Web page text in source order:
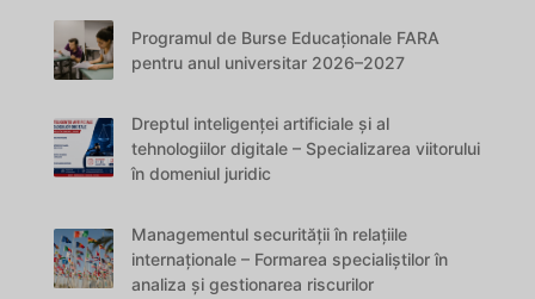
Programul de Burse Educaționale FARA
pentru anul universitar 2026–2027
Dreptul inteligenței artificiale și al
tehnologiilor digitale – Specializarea viitorului
în domeniul juridic
Managementul securității în relațiile
internaționale – Formarea specialiștilor în
analiza și gestionarea riscurilor